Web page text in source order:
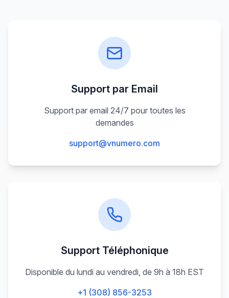
Support par Email
Support par email 24/7 pour toutes les
demandes
support@vnumero.com
Support Téléphonique
Disponible du lundi au vendredi, de 9h à 18h EST
+1 (308) 856-3253